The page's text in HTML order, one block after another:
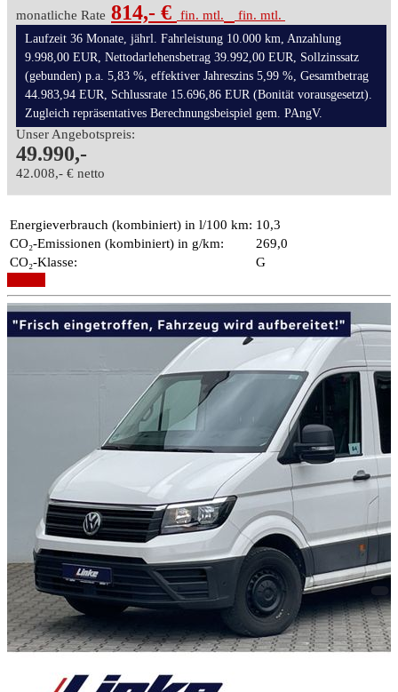
monatliche Rate 814,- € fin. mtl. fin. mtl.
Laufzeit 36 Monate, jährl. Fahrleistung 10.000 km, Anzahlung
9.998,00 EUR, Nettodarlehensbetrag 39.992,00 EUR, Sollzinssatz
(gebunden) p.a. 5,83 %, effektiver Jahreszins 5,99 %, Gesamtbetrag
44.983,94 EUR, Schlussrate 15.696,86 EUR (Bonität vorausgesetzt).
Zugleich repräsentatives Berechnungsbeispiel gem. PAngV.
Unser Angebotspreis:
49.990,-
42.008,- € netto
Energieverbrauch (kombiniert) in l/100 km: 10,3
CO₂-Emissionen (kombiniert) in g/km:
269,0
CO₂-Klasse:
G